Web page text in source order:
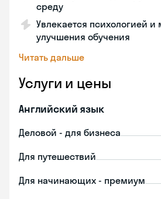
среду
Увлекается психологией
улучшения обучения
Читать дальше
Услуги и цены
Английский язык
Деловой - для бизнеса
Для путешествий
Для начинающих - премиум